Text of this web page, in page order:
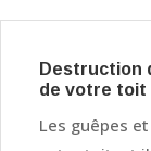
Destruction
de votre toit
Les guêpes